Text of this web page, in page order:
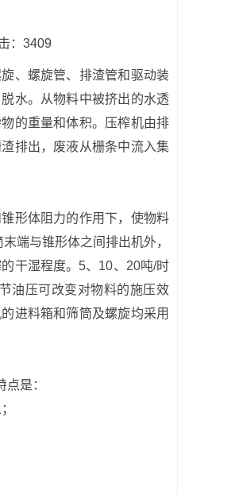
：3409
、螺旋管、排渣管和驱动装
水。从物料中被挤出的水透
的重量和体积。压榨机由排
排出，废液从栅条中流入集
形体阻力的作用下，使物料
端与锥形体之间排出机外，
干湿程度。5、10、20吨/时
油压可改变对物料的施压效
进料箱和筛筒及螺旋均采用
是：